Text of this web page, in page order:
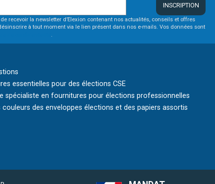
INSCRIPTION
recevoir la newsletter d’Elexion contenant nos actualités, conseils et offres
à tout moment via le lien présent dans nos e-mails. Vos données sont
.
essentielles pour des élections CSE
spécialiste en fournitures pour élections professionnelles
couleurs des enveloppes élections et des papiers assortis